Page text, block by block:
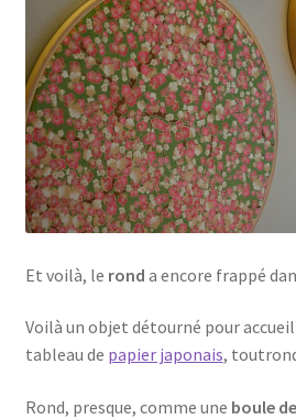
Et voilà, le rond a encore frappé
Voilà un objet détourné pour
tableau de papier japonais,
Rond, presque, comme une boule